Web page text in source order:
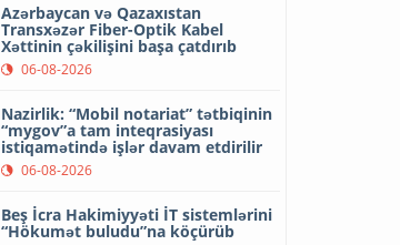
Azərbaycan və Qazaxıstan
Transxəzər Fiber-Optik Kabel
Xəttinin çəkilişini başa çatdırıb
06-08-2026
Nazirlik: “Mobil notariat” tətbiqinin
“mygov”a tam inteqrasiyası
istiqamətində işlər davam etdirilir
06-08-2026
Beş İcra Hakimiyyəti İT sistemlərini
“Hökumət buludu”na köçürüb